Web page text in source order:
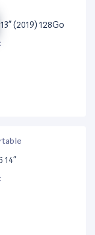
(2019) 128Go
14”